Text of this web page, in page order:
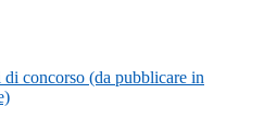
di concorso (da pubblicare in